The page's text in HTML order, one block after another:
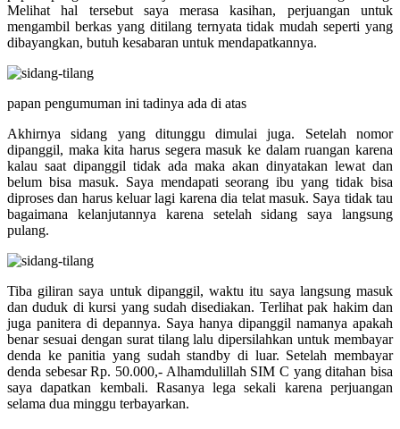
Melihat hal tersebut saya merasa kasihan, perjuangan untuk
mengambil berkas yang ditilang ternyata tidak mudah seperti yang
dibayangkan, butuh kesabaran untuk mendapatkannya.
papan pengumuman ini tadinya ada di atas
Akhirnya sidang yang ditunggu dimulai juga. Setelah nomor
dipanggil, maka kita harus segera masuk ke dalam ruangan karena
kalau saat dipanggil tidak ada maka akan dinyatakan lewat dan
belum bisa masuk. Saya mendapati seorang ibu yang tidak bisa
diproses dan harus keluar lagi karena dia telat masuk. Saya tidak tau
bagaimana kelanjutannya karena setelah sidang saya langsung
pulang.
Tiba giliran saya untuk dipanggil, waktu itu saya langsung masuk
dan duduk di kursi yang sudah disediakan. Terlihat pak hakim dan
juga panitera di depannya. Saya hanya dipanggil namanya apakah
benar sesuai dengan surat tilang lalu dipersilahkan untuk membayar
denda ke panitia yang sudah standby di luar. Setelah membayar
denda sebesar Rp. 50.000,- Alhamdulillah SIM C yang ditahan bisa
saya dapatkan kembali. Rasanya lega sekali karena perjuangan
selama dua minggu terbayarkan.